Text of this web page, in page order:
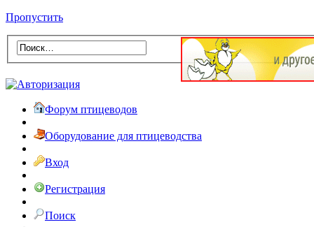
Пропустить
Форум птицеводов
Оборудование для птицеводства
Вход
Регистрация
Поиск